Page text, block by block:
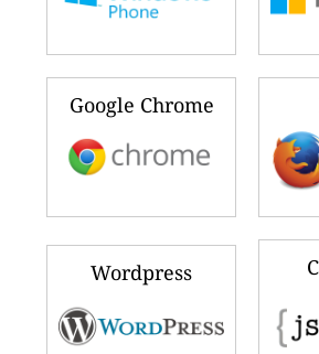
Google Chrome
Wordpress